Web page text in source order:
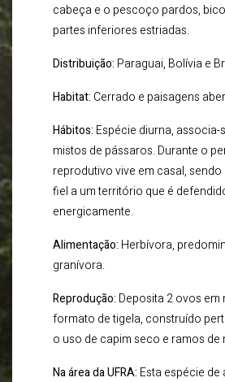
cabeça e o pescoço pardos,
partes inferiores estriadas.
Distribuição: Paraguai, Bolívia e
Habitat: Cerrado e paisagens
Hábitos: Espécie diurna, associa-
mistos de pássaros. Durante o
reprodutivo vive em casal,
fiel a um território que é
energicamente.
Alimentação: Herbívora,
granívora.
Reprodução: Deposita 2 ovos em
formato de tigela, construído
o uso de capim seco e ramos de
Na área da UFRA: Esta espécie de